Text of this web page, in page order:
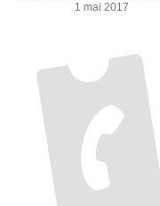
1 mai 2017